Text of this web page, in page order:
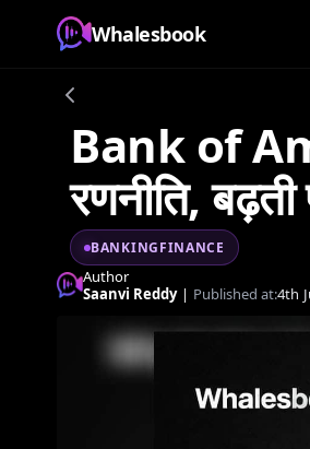
Whalesbook
Bank of
रणनीति, बढ़ती
BANKINGFINANCE
Author
Saanvi Reddy | Published at:4th